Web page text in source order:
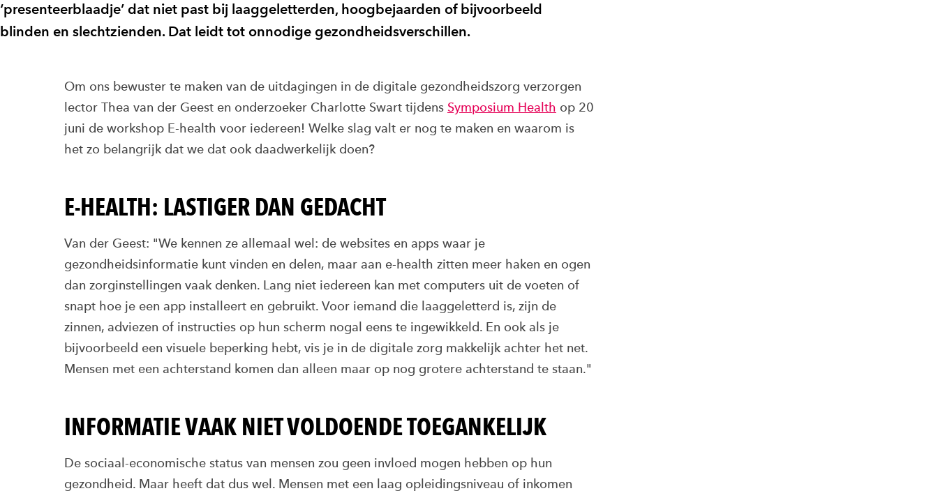
‘presenteerblaadje’ dat niet past bij laaggeletterden, hoogbejaarden of bijvoorbeeld
blinden en slechtzienden. Dat leidt tot onnodige gezondheidsverschillen.
Om ons bewuster te maken van de uitdagingen in de digitale gezondheidszorg verzorgen
lector Thea van der Geest en onderzoeker Charlotte Swart tijdens Symposium Health op 20
juni de workshop E-health voor iedereen! Welke slag valt er nog te maken en waarom is
het zo belangrijk dat we dat ook daadwerkelijk doen?
E-HEALTH: LASTIGER DAN GEDACHT
Van der Geest: "We kennen ze allemaal wel: de websites en apps waar je
gezondheidsinformatie kunt vinden en delen, maar aan e-health zitten meer haken en ogen
dan zorginstellingen vaak denken. Lang niet iedereen kan met computers uit de voeten of
snapt hoe je een app installeert en gebruikt. Voor iemand die laaggeletterd is, zijn de
zinnen, adviezen of instructies op hun scherm nogal eens te ingewikkeld. En ook als je
bijvoorbeeld een visuele beperking hebt, vis je in de digitale zorg makkelijk achter het net.
Mensen met een achterstand komen dan alleen maar op nog grotere achterstand te staan."
INFORMATIE VAAK NIET VOLDOENDE TOEGANKELIJK
De sociaal-economische status van mensen zou geen invloed mogen hebben op hun
gezondheid. Maar heeft dat dus wel. Mensen met een laag opleidingsniveau of inkomen